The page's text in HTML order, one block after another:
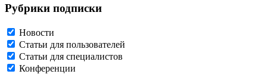
Рубрики подписки
Новости
Статьи для пользователей
Статьи для специалистов
Конференции